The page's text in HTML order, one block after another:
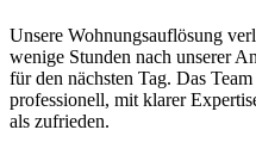
Unsere Wohnungsauflösung
wenige Stunden nach unserer
für den nächsten Tag. Das
professionell, mit klarer
als zufrieden.